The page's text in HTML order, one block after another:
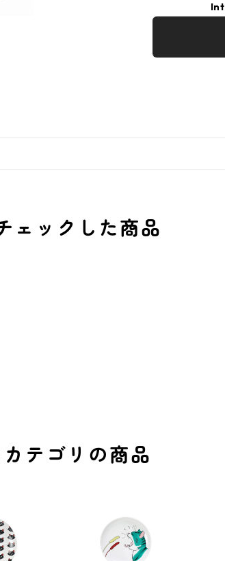
ェックした商品
テゴリの商品